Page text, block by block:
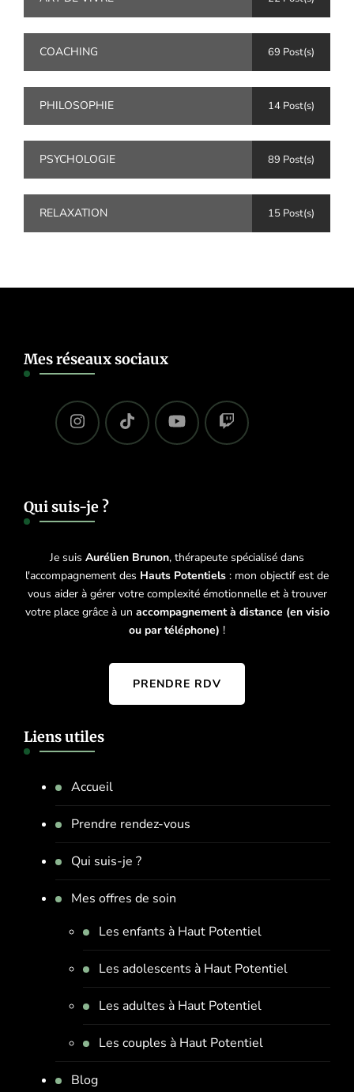
COACHING 69 Post(s)
PHILOSOPHIE 14 Post(s)
PSYCHOLOGIE 89 Post(s)
RELAXATION 15 Post(s)
Mes réseaux sociaux
Qui suis-je ?
Je suis Aurélien Brunon, thérapeute spécialisé dans
l'accompagnement des Hauts Potentiels : mon objectif est de
vous aider à gérer votre complexité émotionnelle et à trouver
votre place grâce à un accompagnement à distance (en visio
ou par téléphone) !
PRENDRE RDV
Liens utiles
Accueil
Prendre rendez-vous
Qui suis-je ?
Mes offres de soin
Les enfants à Haut Potentiel
Les adolescents à Haut Potentiel
Les adultes à Haut Potentiel
Les couples à Haut Potentiel
Blog